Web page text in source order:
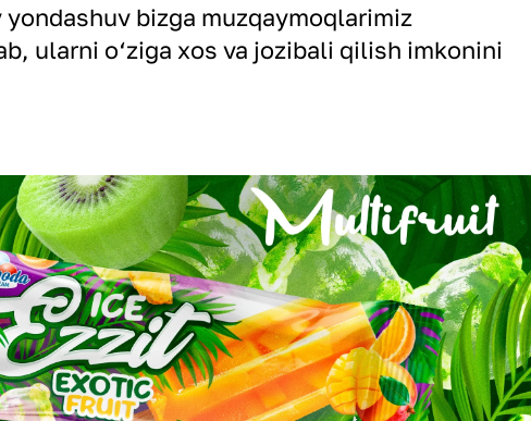
bizga muzqaymoqlarimiz
ularni o‘ziga xos va jozibali qilish imkonini